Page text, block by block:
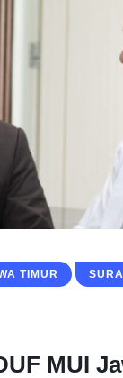
TIMUR
MUI